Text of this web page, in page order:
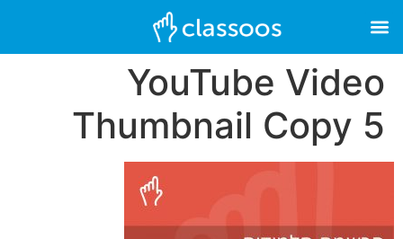
YouTube Video
Thumbnail Copy 5